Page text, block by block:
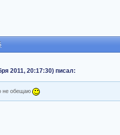
2011, 20:17:30) писал:
не обещаю